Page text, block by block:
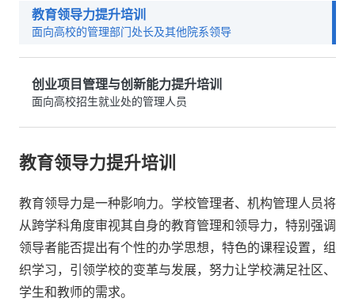
教育领导力提升培训
面向高校的管理部门处长及其他院系领导
创业项目管理与创新能力提升培训
面向高校招生就业处的管理人员
教育领导力提升培训
教育领导力是一种影响力。学校管理者、机构管理人员将
从跨学科角度审视其自身的教育管理和领导力，特别强调
领导者能否提出有个性的办学思想，特色的课程设置，组
织学习，引领学校的变革与发展，努力让学校满足社区、
学生和教师的需求。